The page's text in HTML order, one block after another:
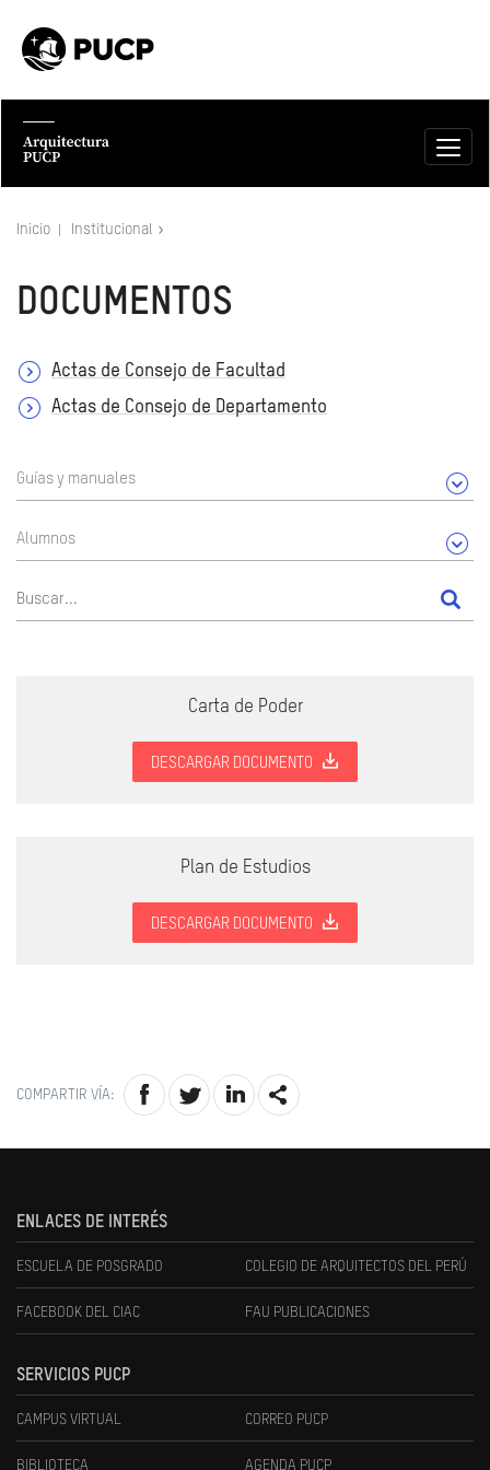
Inicio Institucional
DOCUMENTOS
Actas de Consejo de Facultad
Actas de Consejo de Departamento
Guías y manuales
Alumnos
Carta de Poder
DESCARGAR DOCUMENTO
Plan de Estudios
DESCARGAR DOCUMENTO
COMPARTIR VÍA:
ENLACES DE INTERÉS
ESCUELA DE POSGRADO COLEGIO DE ARQUITECTOS DEL PERÚ
FACEBOOK DEL CIAC FAU PUBLICACIONES
SERVICIOS PUCP
CAMPUS VIRTUAL CORREO PUCP
BIBLIOTECA AGENDA PUCP